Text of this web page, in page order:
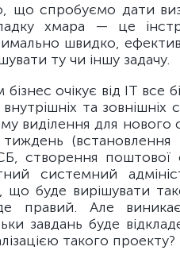
що спробуємо дати
хмара — це
швидко,
ту чи іншу задачу.
очікує від ІТ все
та зовнішніх
виділення для нового
створення
системний
що буде вирішувати
правий. Але
завдань буде
такого проекту?